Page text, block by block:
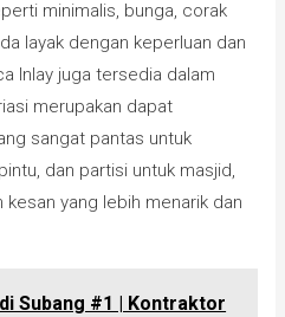
minimalis, bunga, corak
layak dengan keperluan dan
Inlay juga tersedia dalam
merupakan dapat
sangat pantas untuk
dan partisi untuk masjid,
yang lebih menarik dan
Subang #1 | Kontraktor